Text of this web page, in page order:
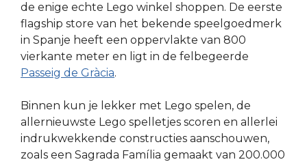
de enige echte Lego winkel shoppen. De eerste
flagship store van het bekende speelgoedmerk
in Spanje heeft een oppervlakte van 800
vierkante meter en ligt in de felbegeerde
Passeig de Gràcia.
Binnen kun je lekker met Lego spelen, de
allernieuwste Lego spelletjes scoren en allerlei
indrukwekkende constructies aanschouwen,
zoals een Sagrada Família gemaakt van 200.000